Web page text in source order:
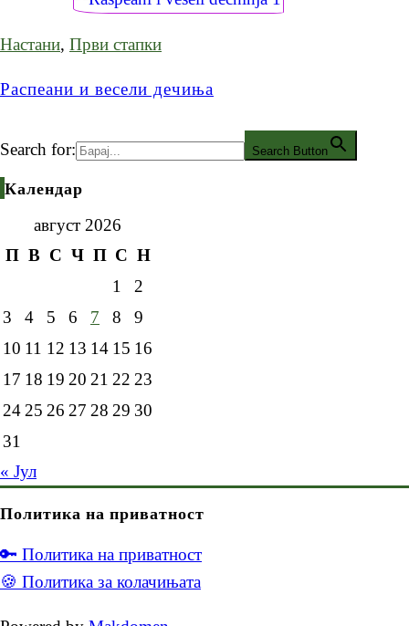
Настани, Први стапки
Распеани и весели дечиња
Search for: Search Button
Календар
август 2026
П В С Ч П С Н
1
2
3
4 5 6 7 8
9
10 11 12 13 14 15 16
17 18 19 20 21 22 23
2425 26 27 28 29 30
31
« Јул
Политика на приватност
🔑 Политика на приватност
🍪 Политика за колачињата